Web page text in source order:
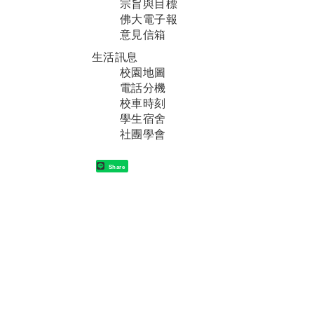
宗旨與目標
佛大電子報
意見信箱
生活訊息
校園地圖
電話分機
校車時刻
學生宿舍
社團學會
Share